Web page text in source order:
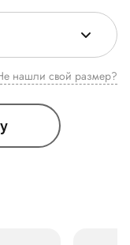
Не нашли свой размер?